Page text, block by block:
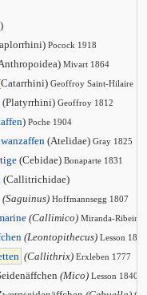
Pocock 1918
Mivart 1864
Geoffroy Saint-Hilaire
(Platyrrhini) Geoffroy 1812
) Poche 1904
(Atelidae) Gray 1825
(Cebidae) Bonaparte 1831
(Callitrichidae)
(Saguinus) Hoffmannsegg 1807
(Callimico) Miranda-Ribeiro
(Leontopithecus) Lesson 1840
(Callithrix) Erxleben 1777
(Mico) Lesson 1840